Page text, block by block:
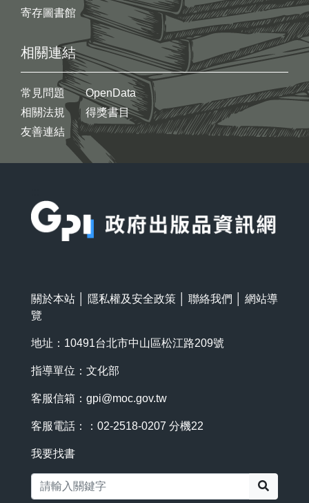
寄存圖書館
相關連結
常見問題
相關法規
友善連結
OpenData
得獎書目
關於本站 隱私權及安全政策 聯絡我們
網站導
覽
地址：10491台北市中山區松江路209號
指導單位：文化部
客服信箱： gpi@moc.gov.tw
客服電話：：02-2518-0207 分機22
我要找書